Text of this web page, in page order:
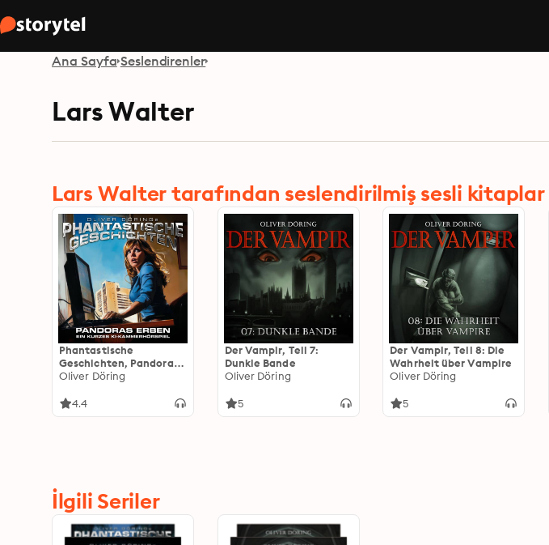
Ana Sayfa Seslendirenler
Lars Walter
Lars Walter tarafından seslendirilmiş sesli kitaplar
Phantastische
Geschichten, Pandoras
Erben - ein KI Hörspiel
Oliver Döring
4.4
Der Vampir, Teil 7:
Dunkle Bande
Oliver Döring
5
Der Vampir, Teil 8: Die
Wahrheit über Vampire
Oliver Döring
5
İlgili Seriler